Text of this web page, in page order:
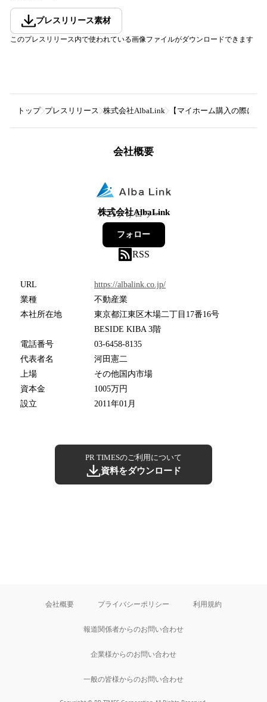
プレスリリース素材
このプレスリリース内で使われている画像ファイルがダウンロードできます
トップ プレスリリース 株式会社AlbaLink 【マイホーム購入の際に
会社概要
株式会社AlbaLink
21フォロワー
フォロー
RSS
URL
https://albalink.co.jp/
業種
不動産業
本社所在地
東京都江東区木場二丁目17番16号
BESIDE KIBA 3階
電話番号
03-6458-8135
代表者名
河田憲二
上場
その他国内市場
資本金
1005万円
設立
2011年01月
PR TIMESのご利用について
資料をダウンロード
会社概要 プライバシーポリシー 利用規約
報道関係者からのお問い合わせ
企業様からのお問い合わせ
一般の皆様からのお問い合わせ